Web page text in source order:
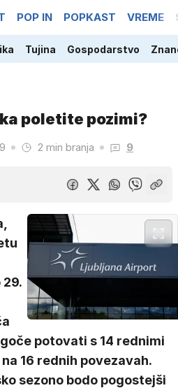
POP IN POPKAST VREME
Tujina Gospodarstvo
poletite pozimi?
2 min branja 9
potovati s 14 rednimi
16 rednih povezavah.
sezono bodo pogostejši